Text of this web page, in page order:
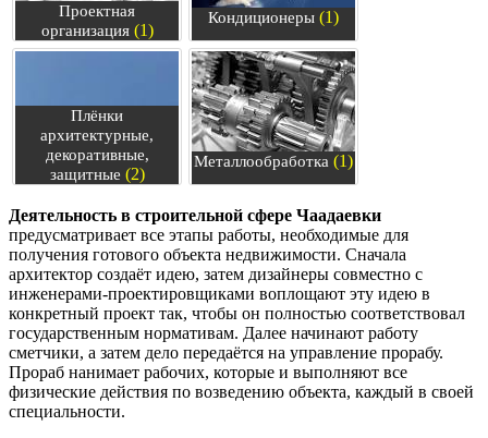
Проектная
организация(1)
Кондиционеры (1)
Плёнки
архитектурные,
декоративные,
защитные (2)
Металлообработка (1)
Деятельность в строительной сфере Чаадаевки
предусматривает все этапы работы, необходимые для
получения готового объекта недвижимости. Сначала
архитектор создаёт идею, затем дизайнеры совместно с
инженерами-проектировщиками воплощают эту идею в
конкретный проект так, чтобы он полностью соответствовал
государственным нормативам. Далее начинают работу
сметчики, а затем дело передаётся на управление прорабу.
Прораб нанимает рабочих, которые и выполняют все
физические действия по возведению объекта, каждый в своей
специальности.